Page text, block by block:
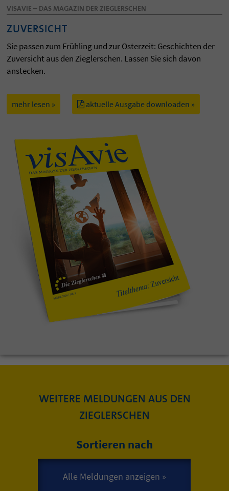
VISAVIE – DAS MAGAZIN DER ZIEGLERSCHEN
ZUVERSICHT
Sie passen zum Frühling und zur Osterzeit: Geschichten der
Zuversicht aus den Zieglerschen. Lassen Sie sich davon
anstecken.
mehr lesen » aktuelle Ausgabe downloaden »
WEITERE MELDUNGEN AUS DEN
ZIEGLERSCHEN
Sortieren nach